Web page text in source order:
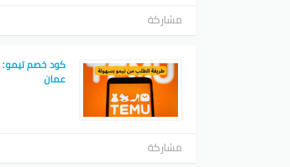
مشاركة
كود خصم تيمو:
عمان
مشاركة